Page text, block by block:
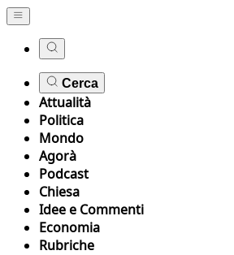
Cerca
Attualità
Politica
Mondo
Agorà
Podcast
Chiesa
Idee e Commenti
Economia
Rubriche